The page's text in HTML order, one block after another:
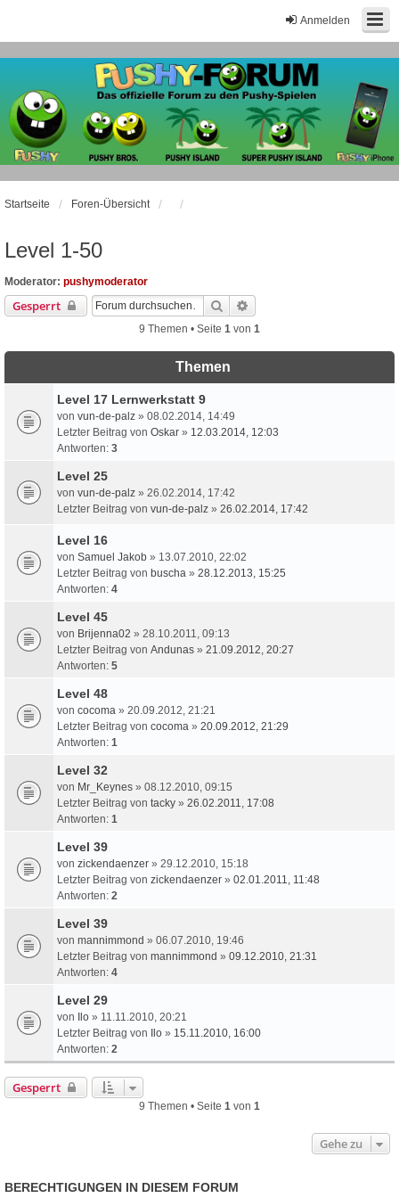
Anmelden
Startseite Foren-Übersicht
Level 1-50
Moderator: pushymoderator
Gesperrt Suche
9 Themen • Seite 1 von 1
Themen
Level 17 Lernwerkstatt 9
von vun-de-palz » 08.02.2014, 14:49
Letzter Beitrag von Oskar » 12.03.2014, 12:03
Antworten: 3
Level 25
von vun-de-palz » 26.02.2014, 17:42
Letzter Beitrag von vun-de-palz » 26.02.2014, 17:42
Level 16
von Samuel Jakob » 13.07.2010, 22:02
Letzter Beitrag von buscha » 28.12.2013, 15:25
Antworten: 4
Level 45
von Brijenna02 » 28.10.2011, 09:13
Letzter Beitrag von Andunas » 21.09.2012, 20:27
Antworten: 5
Level 48
von cocoma » 20.09.2012, 21:21
Letzter Beitrag von cocoma » 20.09.2012, 21:29
Antworten: 1
Level 32
von Mr_Keynes » 08.12.2010, 09:15
Letzter Beitrag von tacky » 26.02.2011, 17:08
Antworten: 1
Level 39
von zickendaenzer » 29.12.2010, 15:18
Letzter Beitrag von zickendaenzer » 02.01.2011, 11:48
Antworten: 2
Level 39
von mannimmond » 06.07.2010, 19:46
Letzter Beitrag von mannimmond » 09.12.2010, 21:31
Antworten: 4
Level 29
von Ilo » 11.11.2010, 20:21
Letzter Beitrag von Ilo » 15.11.2010, 16:00
Antworten: 2
Gesperrt
9 Themen • Seite 1 von 1
Gehe zu
BERECHTIGUNGEN IN DIESEM FORUM